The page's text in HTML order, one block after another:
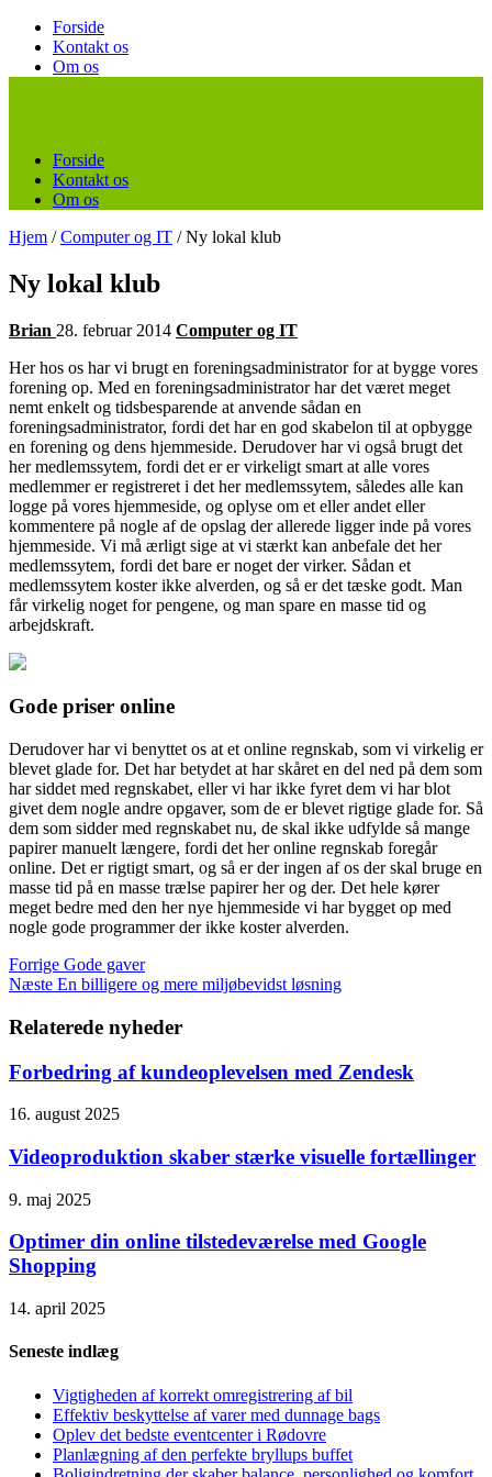
Forside
Kontakt os
Om os
Forside
Kontakt os
Om os
Hjem / Computer og IT / Ny lokal klub
Ny lokal klub
Brian 28. februar 2014 Computer og IT
Her hos os har vi brugt en foreningsadministrator for at bygge vores
forening op. Med en foreningsadministrator har det været meget
nemt enkelt og tidsbesparende at anvende sådan en
foreningsadministrator, fordi det har en god skabelon til at opbygge
en forening og dens hjemmeside. Derudover har vi også brugt det
her medlemssytem, fordi det er er virkeligt smart at alle vores
medlemmer er registreret i det her medlemssytem, således alle kan
logge på vores hjemmeside, og oplyse om et eller andet eller
kommentere på nogle af de opslag der allerede ligger inde på vores
hjemmeside. Vi må ærligt sige at vi stærkt kan anbefale det her
medlemssytem, fordi det bare er noget der virker. Sådan et
medlemssytem koster ikke alverden, og så er det tæske godt. Man
får virkelig noget for pengene, og man spare en masse tid og
arbejdskraft.
Gode priser online
Derudover har vi benyttet os at et online regnskab, som vi virkelig er
blevet glade for. Det har betydet at har skåret en del ned på dem som
har siddet med regnskabet, eller vi har ikke fyret dem vi har blot
givet dem nogle andre opgaver, som de er blevet rigtige glade for. Så
dem som sidder med regnskabet nu, de skal ikke udfylde så mange
papirer manuelt længere, fordi det her online regnskab foregår
online. Det er rigtigt smart, og så er der ingen af os der skal bruge en
masse tid på en masse trælse papirer her og der. Det hele kører
meget bedre med den her nye hjemmeside vi har bygget op med
nogle gode programmer der ikke koster alverden.
Forrige Gode gaver
Næste En billigere og mere miljøbevidst løsning
Relaterede nyheder
Forbedring af kundeoplevelsen med Zendesk
16. august 2025
Videoproduktion skaber stærke visuelle fortællinger
9. maj 2025
Optimer din online tilstedeværelse med Google
Shopping
14. april 2025
Seneste indlæg
Vigtigheden af korrekt omregistrering af bil
Effektiv beskyttelse af varer med dunnage bags
Oplev det bedste eventcenter i Rødovre
Planlægning af den perfekte bryllups buffet